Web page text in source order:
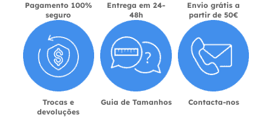
Pagamento 100%
seguro
Entrega em 24-
48h
Envio grátis a
partir de 50€
Trocas e
devoluções
Guia de Tamanhos Contacta-nos